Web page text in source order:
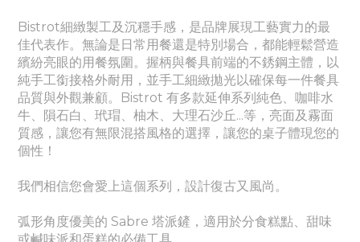
Bistrot細緻製工及沉穩手感，是品牌展現工藝實力的最
佳代表作。 無論是日常用餐還是特別場合，都能輕鬆營造
繽紛亮眼的用餐氛圍。 握柄與餐具前端的不銹鋼主體，以
純手工銜接格外耐用，並手工細緻拋光以確保每一件餐具
品質與外觀兼顧。Bistrot 有多款延伸系列純色、 咖啡水
牛、隕石白、玳瑁、柚木、大理石沙丘...等，亮面及霧面
質感 ，讓您有無限混搭風格的選擇，讓您的桌子體現您的
個性！
我們相信您會愛上這個系列，設計復古又風尚。
弧形角度優美的 Sabre 塔派鏟，適用於分食糕點、甜味